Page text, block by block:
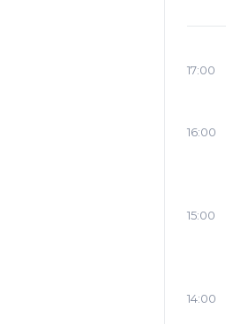
17:00
16:00
15:00
14:00